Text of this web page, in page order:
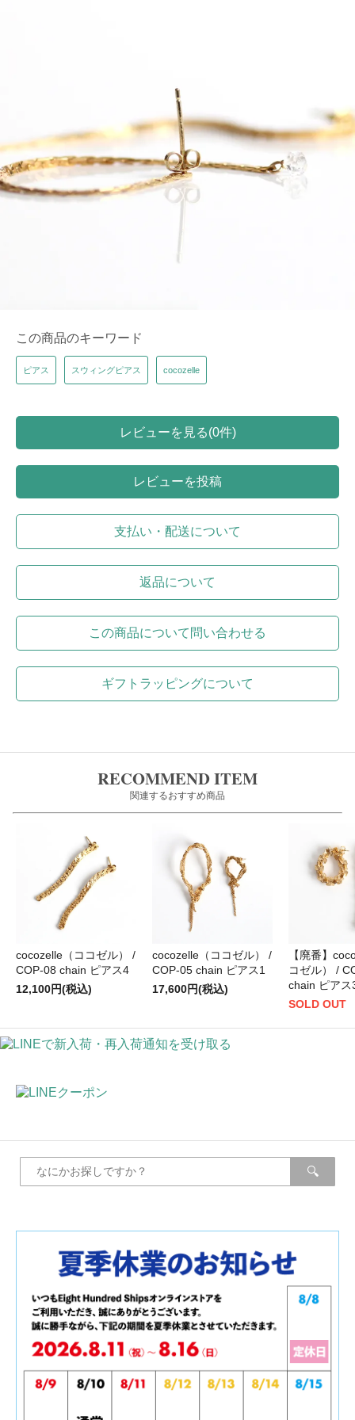
この商品のキーワード
ピアス スウィングピアス cocozelle
レビューを見る(0件)
レビューを投稿
支払い・配送について
返品について
この商品について問い合わせる
ギフトラッピングについて
RECOMMEND ITEM
関連するおすすめ商品
cocozelle（ココゼル） /
COP-08 chain ピアス4
12,100円(税込)
cocozelle（ココゼル） /
COP-05 chain ピアス1
17,600円(税込)
【廃番】
コゼル） /
chain ピアス
SOLD OUT